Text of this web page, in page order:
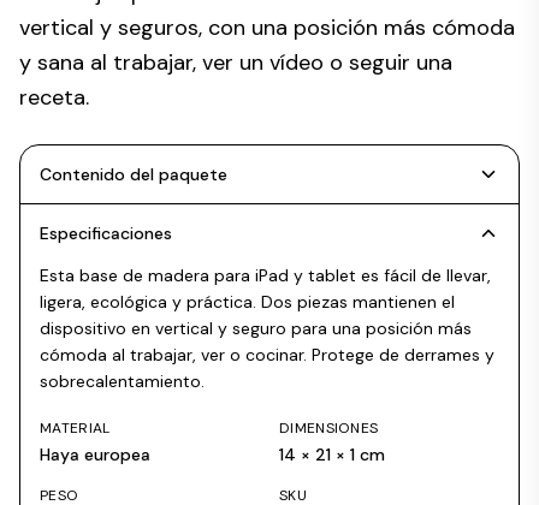
vertical y seguros, con una posición más cómoda
y sana al trabajar, ver un vídeo o seguir una
receta.
Contenido del paquete
Especificaciones
Esta base de madera para iPad y tablet es fácil de llevar,
ligera, ecológica y práctica. Dos piezas mantienen el
dispositivo en vertical y seguro para una posición más
cómoda al trabajar, ver o cocinar. Protege de derrames y
sobrecalentamiento.
MATERIAL
Haya europea
DIMENSIONES
14 × 21 × 1 cm
PESO SKU